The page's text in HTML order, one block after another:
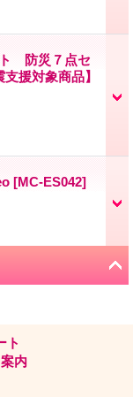
ト 防災７点セ
援対象商品】
[MC-ES042]
ト
内